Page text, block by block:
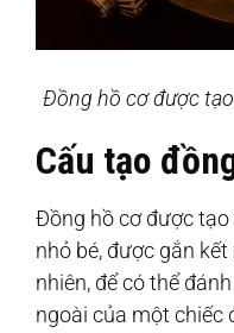
Đồng hồ cơ được
Cấu tạo
Đồng hồ cơ được
nhỏ bé, được gắn
nhiên, để có thể
ngoài của một chiếc